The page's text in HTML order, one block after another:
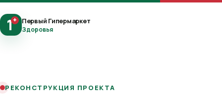
1+ Первый Гипермаркет
Здоровья
РЕКОНСТРУКЦИЯ ПРОЕКТА